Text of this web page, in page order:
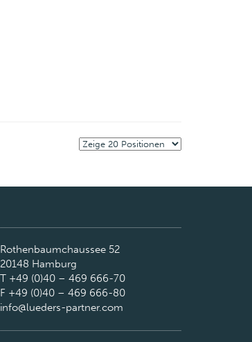
Rothenbaumchaussee 52
20148 Hamburg
T +49 (0)40 – 469 666-70
F +49 (0)40 – 469 666-80
info@lueders-partner.com